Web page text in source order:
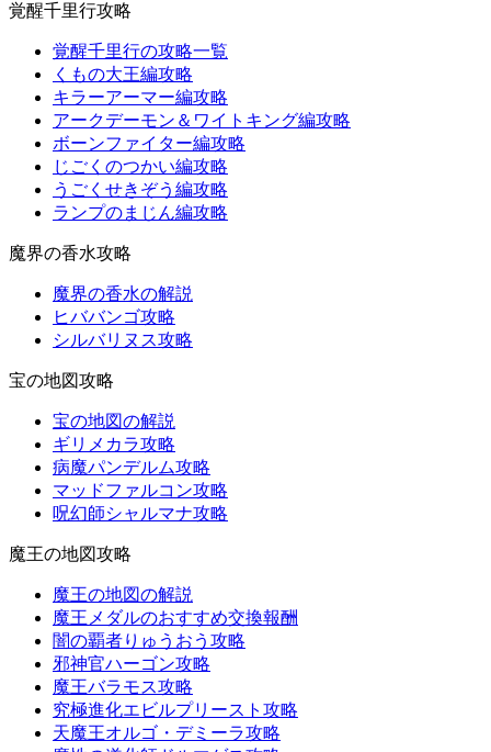
覚醒千里行攻略
覚醒千里行の攻略一覧
くもの大王編攻略
キラーアーマー編攻略
アークデーモン＆ワイトキング編攻略
ボーンファイター編攻略
じごくのつかい編攻略
うごくせきぞう編攻略
ランプのまじん編攻略
魔界の香水攻略
魔界の香水の解説
ヒババンゴ攻略
シルバリヌス攻略
宝の地図攻略
宝の地図の解説
ギリメカラ攻略
病魔パンデルム攻略
マッドファルコン攻略
呪幻師シャルマナ攻略
魔王の地図攻略
魔王の地図の解説
魔王メダルのおすすめ交換報酬
闇の覇者りゅうおう攻略
邪神官ハーゴン攻略
魔王バラモス攻略
究極進化エビルプリースト攻略
天魔王オルゴ・デミーラ攻略